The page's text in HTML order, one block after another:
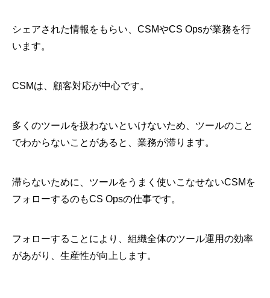
シェアされた情報をもらい、CSMやCS Opsが業務を行
います。
CSMは、顧客対応が中心です。
多くのツールを扱わないといけないため、ツールのこと
でわからないことがあると、業務が滞ります。
滞らないために、ツールをうまく使いこなせないCSMを
フォローするのもCS Opsの仕事です。
フォローすることにより、組織全体のツール運用の効率
があがり、生産性が向上します。